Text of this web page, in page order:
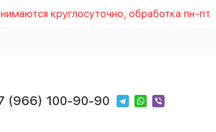
круглосуточно, обработка пн-пт
(966) 100-90-90